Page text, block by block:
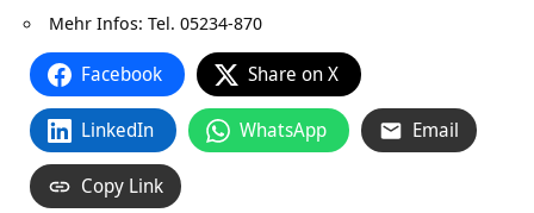
Mehr Infos: Tel. 05234-870
Facebook Share on X
LinkedIn WhatsApp Email
Copy Link